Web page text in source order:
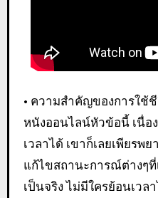
• ความสำคัญของการใช้
หนังออนไลน์หัวข้อนี้ เนื่อ
เวลาได้ เขาก็เลยเพียรพ
แก้ไขสถานะการณ์ต่างๆ
เป็นจริง ไม่มีใครย้อนเว